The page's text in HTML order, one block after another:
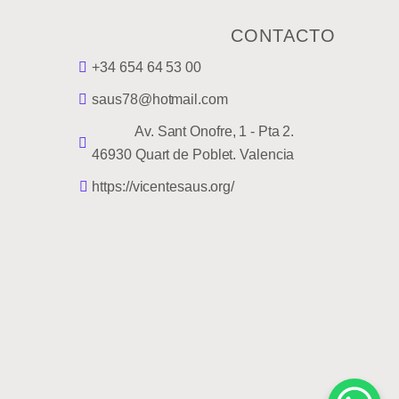
CONTACTO
+34 654 64 53 00
saus78@hotmail.com
Av. Sant Onofre, 1 - Pta 2.
46930 Quart de Poblet. Valencia
https://vicentesaus.org/